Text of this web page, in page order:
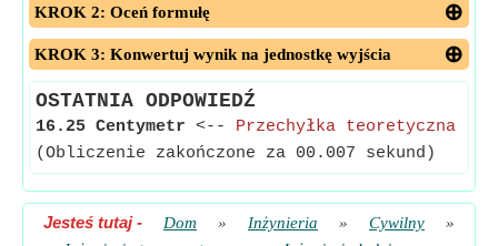
KROK 2: Oceń formułę
KROK 3: Konwertuj wynik na jednostkę wyjścia
OSTATNIA ODPOWIEDŹ
16.25 Centymetr <-- Przechyłka teoretyczna
(Obliczenie zakończone za 00.007 sekund)
Jesteś tutaj- Dom » Inżynieria » Cywilny
»